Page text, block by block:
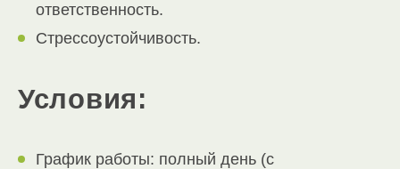
ответственность.
Стрессоустойчивость.
Условия:
График работы: полный день (с